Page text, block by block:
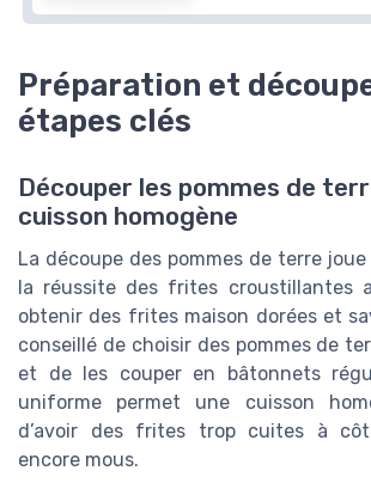
Préparation et
étapes clés
Découper les pommes de
cuisson homogène
La découpe des pommes de terre
la réussite des frites croustillantes
obtenir des frites maison dorées et
conseillé de choisir des pommes de
et de les couper en bâtonnets
uniforme permet une cuisson
d’avoir des frites trop cuites à
encore mous.